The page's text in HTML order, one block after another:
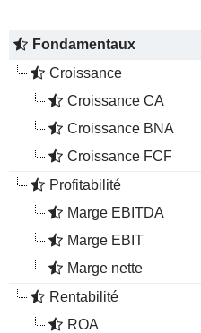
Fondamentaux
Croissance
Croissance CA
Croissance BNA
Croissance FCF
Profitabilité
Marge EBITDA
Marge EBIT
Marge nette
Rentabilité
ROA